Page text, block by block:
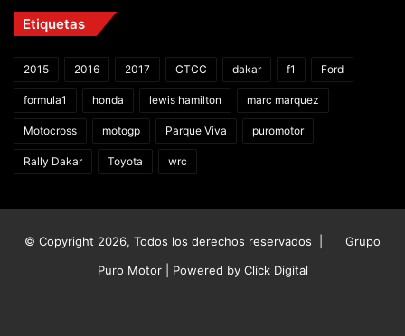
Etiquetas
2015 2016 2017 CTCC dakar f1 Ford
formula1 honda lewis hamilton marc marquez
Motocross motogp Parque Viva puromotor
Rally Dakar Toyota wrc
© Copyright 2026, Todos los derechos reservados |
Grupo
Puro Motor | Powered by Click Digital